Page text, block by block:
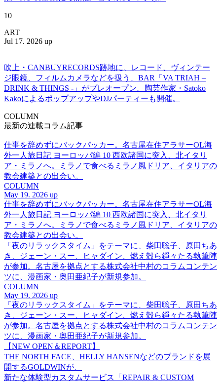
10
ART
Jul 17. 2026 up
吹上・CANBUYRECORDS跡地に、レコード、ヴィンテー
ジ眼鏡、フィルムカメラなどを扱う、BAR「VA TRIAH –
DRINK & THINGS -」がプレオープン。陶芸作家・Satoko
KakoによるポップアップやDJパーティーも開催。
COLUMN
最新の連載コラム記事
仕事を辞めずにバックパッカー。名古屋在住アラサーOL海
外一人旅日記 ヨーロッパ編 10 西欧諸国に突入、北イタリ
ア・ミラノへ。ミラノで食べるミラノ風ドリア、イタリアの
教会建築との出会い。
COLUMN
May 19. 2026 up
仕事を辞めずにバックパッカー。名古屋在住アラサーOL海
外一人旅日記 ヨーロッパ編 10 西欧諸国に突入、北イタリ
ア・ミラノへ。ミラノで食べるミラノ風ドリア、イタリアの
教会建築との出会い。
「夜のリラックスタイム」をテーマに、柴田聡子、原田ちあ
き、ジェーン・スー、ヒャダイン、燃え殻ら錚々たる執筆陣
が参加。名古屋を拠点とする株式会社中村のコラムコンテン
ツに、漫画家・奥田亜紀子が新規参加。
COLUMN
May 19. 2026 up
「夜のリラックスタイム」をテーマに、柴田聡子、原田ちあ
き、ジェーン・スー、ヒャダイン、燃え殻ら錚々たる執筆陣
が参加。名古屋を拠点とする株式会社中村のコラムコンテン
ツに、漫画家・奥田亜紀子が新規参加。
【NEW OPEN＆REPORT】
THE NORTH FACE、HELLY HANSENなどのブランドを展
開するGOLDWINが、
新たな体験型カスタムサービス「REPAIR & CUSTOM